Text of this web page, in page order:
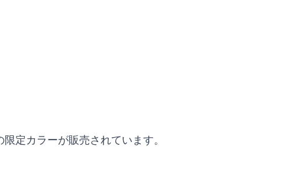
定カラーが販売されています。